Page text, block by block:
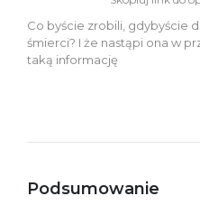
Co byście zrobili, gdybyście
śmierci? I że nastąpi ona w
taką informację
Podsumowanie